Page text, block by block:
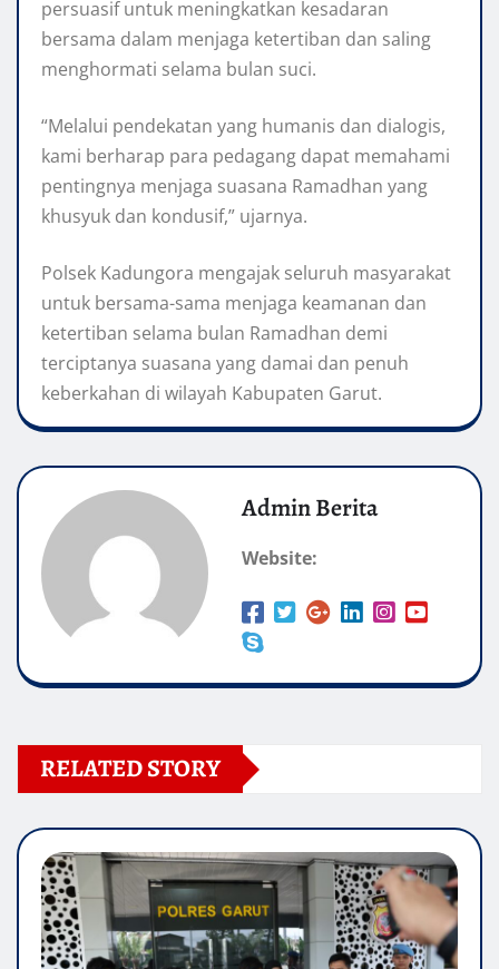
persuasif untuk meningkatkan kesadaran
bersama dalam menjaga ketertiban dan saling
menghormati selama bulan suci.
“Melalui pendekatan yang humanis dan dialogis,
kami berharap para pedagang dapat memahami
pentingnya menjaga suasana Ramadhan yang
khusyuk dan kondusif,” ujarnya.
Polsek Kadungora mengajak seluruh masyarakat
untuk bersama-sama menjaga keamanan dan
ketertiban selama bulan Ramadhan demi
terciptanya suasana yang damai dan penuh
keberkahan di wilayah Kabupaten Garut.
Admin Berita
Website:
RELATED STORY